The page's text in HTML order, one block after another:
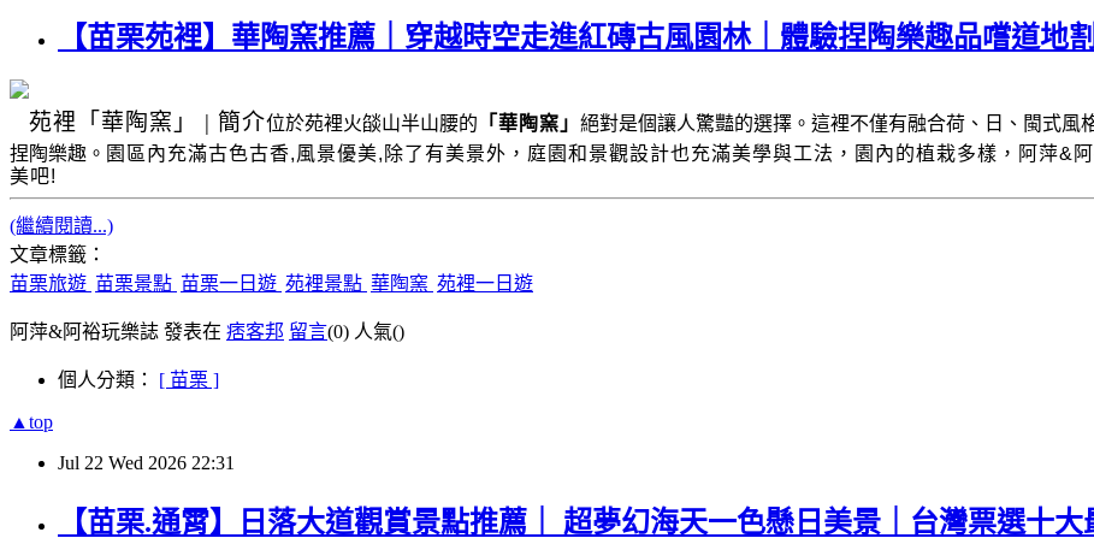
【苗栗苑裡】華陶窯推薦｜穿越時空走進紅磚古風園林｜體驗捏陶樂趣品嚐道地割
苑裡 「華陶窯」 | 簡介位於苑裡火燄山半山腰的 「華陶窯」 絕對是個讓人驚豔的選擇。這裡不僅有融合荷、日、閩式
捏陶樂趣。 園區內充滿古色古香,風景優美, 除了有美景外，庭園和景觀設計也充滿美學與工法，園內的植栽多樣，阿萍&
美吧!
(繼續閱讀...)
文章標籤：
苗栗旅遊 苗栗景點 苗栗一日遊 苑裡景點 華陶窯 苑裡一日遊
阿萍&阿裕玩樂誌 發表在 痞客邦 留言(0) 人氣()
個人分類： [ 苗栗 ]
▲top
Jul 22 Wed 2026 22:31
【苗栗.通霄】日落大道觀賞景點推薦｜ 超夢幻海天一色懸日美景｜台灣票選十大